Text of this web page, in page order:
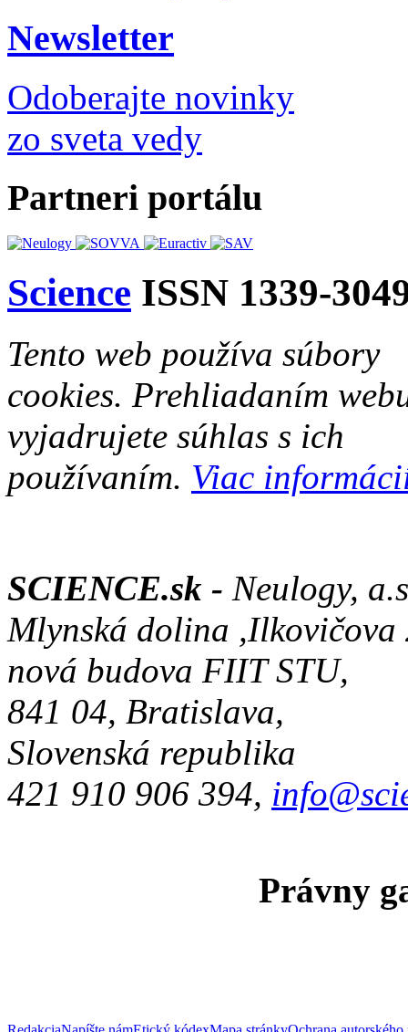
Newsletter
Odoberajte novinky
zo sveta vedy
Partneri portálu
Science ISSN 1339-
Tento web používa súbory
cookies. Prehliadaním
vyjadrujete súhlas s ich
používaním. Viac
SCIENCE.sk - Neulogy,
Mlynská dolina ,Ilkovičova
nová budova FIIT STU,
841 04, Bratislava,
Slovenská republika
421 910 906 394,
Právny